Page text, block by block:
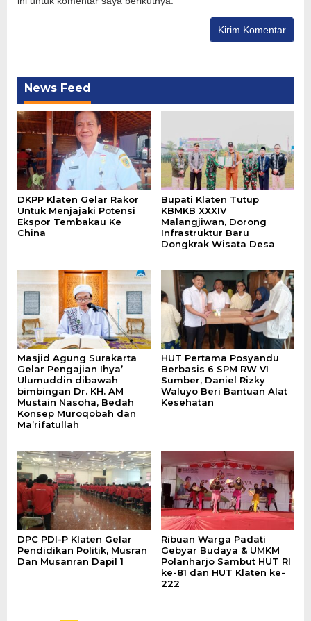
News Feed
DKPP Klaten Gelar Rakor
Untuk Menjajaki Potensi
Ekspor Tembakau Ke
China
Bupati Klaten Tutup
KBMKB XXXIV
Malangjiwan, Dorong
Infrastruktur Baru
Dongkrak Wisata Desa
Masjid Agung Surakarta
Gelar Pengajian Ihya’
Ulumuddin dibawah
bimbingan Dr. KH. AM
Mustain Nasoha, Bedah
Konsep Muroqobah dan
Ma’rifatullah
HUT Pertama Posyandu
Berbasis 6 SPM RW VI
Sumber, Daniel Rizky
Waluyo Beri Bantuan Alat
Kesehatan
DPC PDI-P Klaten Gelar
Pendidikan Politik, Musran
Dan Musanran Dapil 1
Ribuan Warga Padati
Gebyar Budaya & UMKM
Polanharjo Sambut HUT RI
ke-81 dan HUT Klaten ke-
222